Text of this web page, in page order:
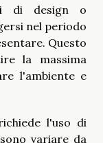
di design o
nel periodo
Questo
la massima
l'ambiente e
l'uso di
variare da